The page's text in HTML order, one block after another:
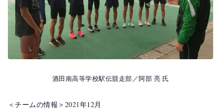
k
酒田南高等学校駅伝競走部／阿部 亮 氏
＜チームの情報＞2021年12月